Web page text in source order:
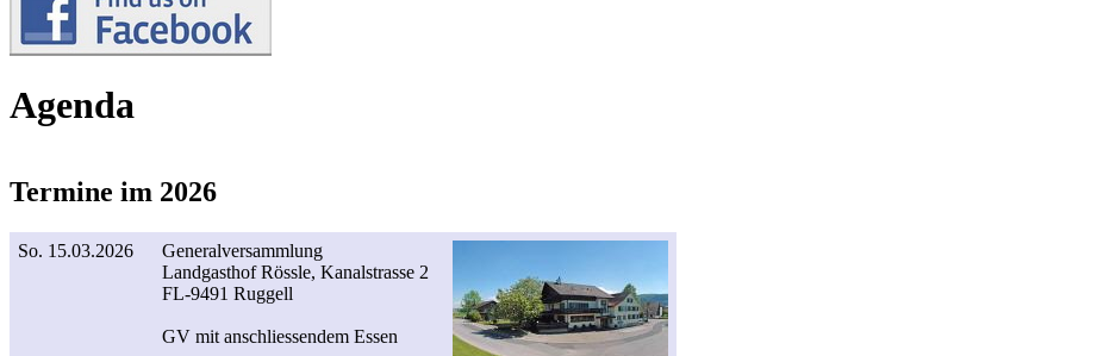
Agenda
Termine im 2026
So. 15.03.2026
Generalversammlung
Landgasthof Rössle, Kanalstrasse 2
FL-9491 Ruggell
GV mit anschliessendem Essen